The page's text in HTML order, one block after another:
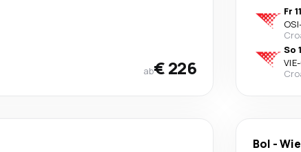
ab€ 226
Fr
OSI
So
VIE-
Bol -